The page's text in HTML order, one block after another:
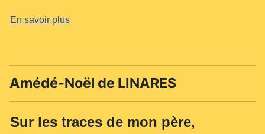
En savoir plus
Amédé-Noël de LINARES
Sur les traces de mon père,